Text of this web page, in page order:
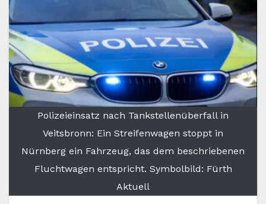
Polizeieinsatz nach Tankstellenüberfall in
Veitsbronn: Ein Streifenwagen stoppt in
Nürnberg ein Fahrzeug, das dem beschriebenen
Fluchtwagen entspricht. Symbolbild: Fürth
Aktuell